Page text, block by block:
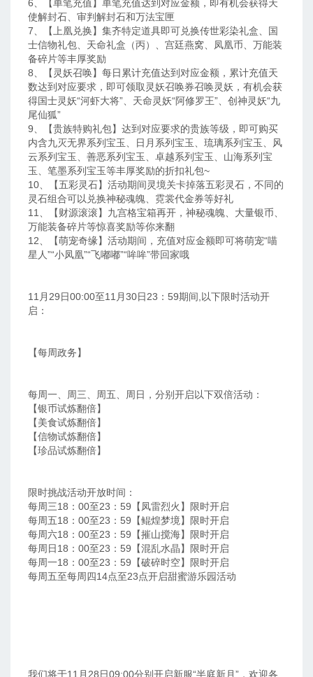
6、【单笔充值】单笔充值达到对应金额，即有机会获得天
使解封石、审判解封石和万法宝匣
7、【上凰兑换】集齐特定道具即可兑换传世彩染礼盒、国
士信物礼包、天命礼盒（丙）、宫廷燕窝、凤凰币、万能装
备碎片等丰厚奖励
8、【灵妖召唤】每日累计充值达到对应金额，累计充值天
数达到对应要求，即可领取灵妖召唤券召唤灵妖，有机会获
得国士灵妖“河虾大将”、天命灵妖“阿修罗王”、创神灵妖“九
尾仙狐”
9、【贵族特购礼包】达到对应要求的贵族等级，即可购买
内含九灭无界系列宝玉、日月系列宝玉、琉璃系列宝玉、风
云系列宝玉、善恶系列宝玉、卓越系列宝玉、山海系列宝
玉、笔墨系列宝玉等丰厚奖励的折扣礼包~
10、【五彩灵石】活动期间灵境关卡掉落五彩灵石，不同的
灵石组合可以兑换神秘魂魄、霓裳代金券等好礼
11、【财源滚滚】九宫格宝箱再开，神秘魂魄、大量银币、
万能装备碎片等惊喜奖励等你来翻
12、【萌宠奇缘】活动期间，充值对应金额即可将萌宠“喵
星人”“小凤凰”“飞嘟嘟”“哞哞”带回家哦
11月29日00:00至11月30日23：59期间,以下限时活动开
启：
【每周政务】
每周一、周三、周五、周日，分别开启以下双倍活动：
【银币试炼翻倍】
【美食试炼翻倍】
【信物试炼翻倍】
【珍品试炼翻倍】
限时挑战活动开放时间：
每周三18：00至23：59【凤雷烈火】限时开启
每周五18：00至23：59【鲲煌梦境】限时开启
每周六18：00至23：59【摧山搅海】限时开启
每周日18：00至23：59【混乱水晶】限时开启
每周一18：00至23：59【破碎时空】限时开启
每周五至每周四14点至23点开启甜蜜游乐园活动
我们将于11月28日09:00分别开启新服“半庭新月”，欢迎各